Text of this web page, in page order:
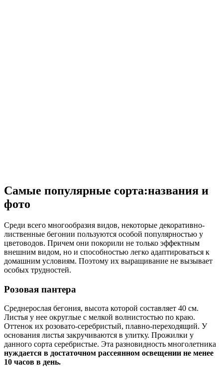
Самые популярные сорта:названия и
фото
Среди всего многообразия видов, некоторые декоративно-
лиственные бегонии пользуются особой популярностью у
цветоводов. Причем они покорили не только эффектным
внешним видом, но и способностью легко адаптироваться к
домашним условиям. Поэтому их выращивание не вызывает
особых трудностей.
Розовая пантера
Среднерослая бегония, высота которой составляет 40 см.
Листья у нее округлые с мелкой волнистостью по краю.
Оттенок их розовато-серебристый, плавно-переходящий. У
основания листья закручиваются в улитку. Прожилки у
данного сорта серебристые. Эта разновидность многолетника
нуждается в достаточном рассеянном освещении не менее
10 часов в день.